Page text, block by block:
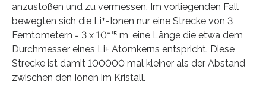
anzustoßen und zu vermessen. Im vorliegenden Fall
bewegten sich die Li⁺-Ionen nur eine Strecke von 3
Femtometern = 3 x 10⁻¹⁵ m, eine Länge die etwa dem
Durchmesser eines Li+ Atomkerns entspricht. Diese
Strecke ist damit 100000 mal kleiner als der Abstand
zwischen den Ionen im Kristall.